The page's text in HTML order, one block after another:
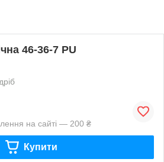
46-36-7 PU
на сайті — 200 ₴
Купити